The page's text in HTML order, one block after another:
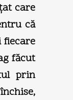
care
că
fiecare
făcut
prin